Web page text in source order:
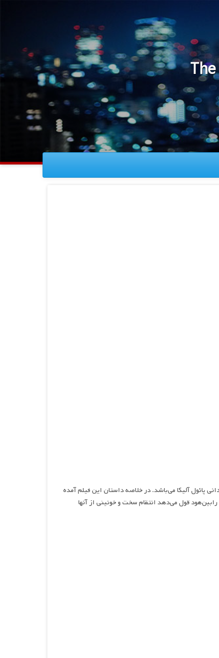
، فیلمی اکشن و ماجرایی محصول سال ۲۰۲۲ به کارگردانی پائول آلیکا می‌باشد. در خلاصه داستان این فیلم آمده
رابین‌هود قول می‌دهد انتقام سخت و خونینی از آنها